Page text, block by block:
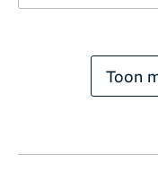
Toon